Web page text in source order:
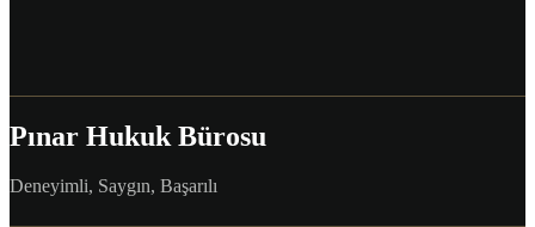
Pınar Hukuk Bürosu
Deneyimli, Saygın, Başarılı